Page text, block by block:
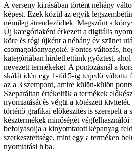
A verseny kiírásában történt néhány
képest. Ezek közül az egyik
némileg átrendeződtek. Megszűnt a
Új kategóriaként érkezett a digitális
köre és régi újként a néhány év szünet
csomagolóanyagoké. Fontos változás,
kategóriában hirdethettünk győztest,
nevezett termékeket. A pontozásnál a
skálát idén egy 1-től 5-ig terjedő váltotta
az a 3 szempont, amire külön-külön
Szeparáltan értékeltük a termékek
nyomtatását és végül a kötészeti
történő grafikai előkészítés is szerepelt a
késztermékek minőségét
befolyásolja a kinyomtatott képanyag
szerkesztettsége, mint egy a terméken
nyomtatási hiba.